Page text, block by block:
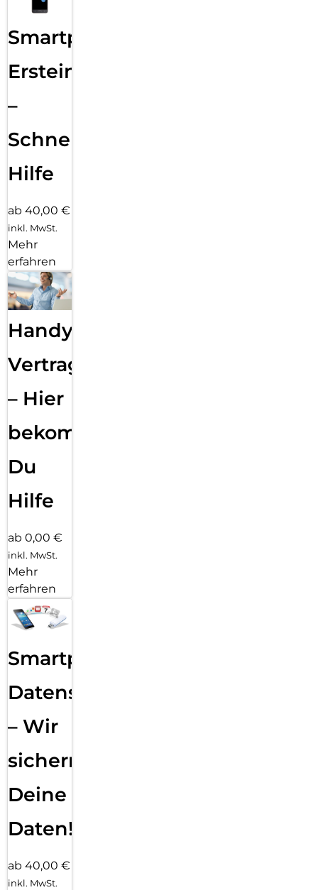
Smartphone
Ersteinrichtung
–
Schnelle
Hilfe
ab 40,00 €
inkl. MwSt.
Mehr
erfahren
Handy
Vertragsabwicklung
– Hier
bekommst
Du
Hilfe
ab 0,00 €
inkl. MwSt.
Mehr
erfahren
Smartphone
Datensicherung
– Wir
sichern
Deine
Daten!
ab 40,00 €
inkl. MwSt.